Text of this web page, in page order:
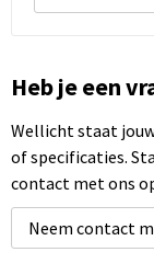
Heb je een
Wellicht staat
of specificaties.
contact met ons
Neem contact